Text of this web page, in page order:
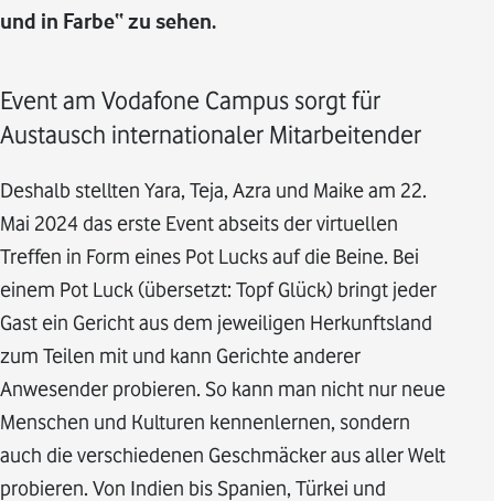
und in Farbe“ zu sehen.
Event am Vodafone Campus sorgt für
Austausch internationaler Mitarbeitender
Deshalb stellten Yara, Teja, Azra und Maike am 22.
Mai 2024 das erste Event abseits der virtuellen
Treffen in Form eines Pot Lucks auf die Beine. Bei
einem Pot Luck (übersetzt: Topf Glück) bringt jeder
Gast ein Gericht aus dem jeweiligen Herkunftsland
zum Teilen mit und kann Gerichte anderer
Anwesender probieren. So kann man nicht nur neue
Menschen und Kulturen kennenlernen, sondern
auch die verschiedenen Geschmäcker aus aller Welt
probieren. Von Indien bis Spanien, Türkei und